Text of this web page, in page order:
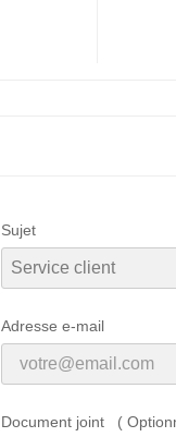
Sujet
Adresse e-mail
Document joint (